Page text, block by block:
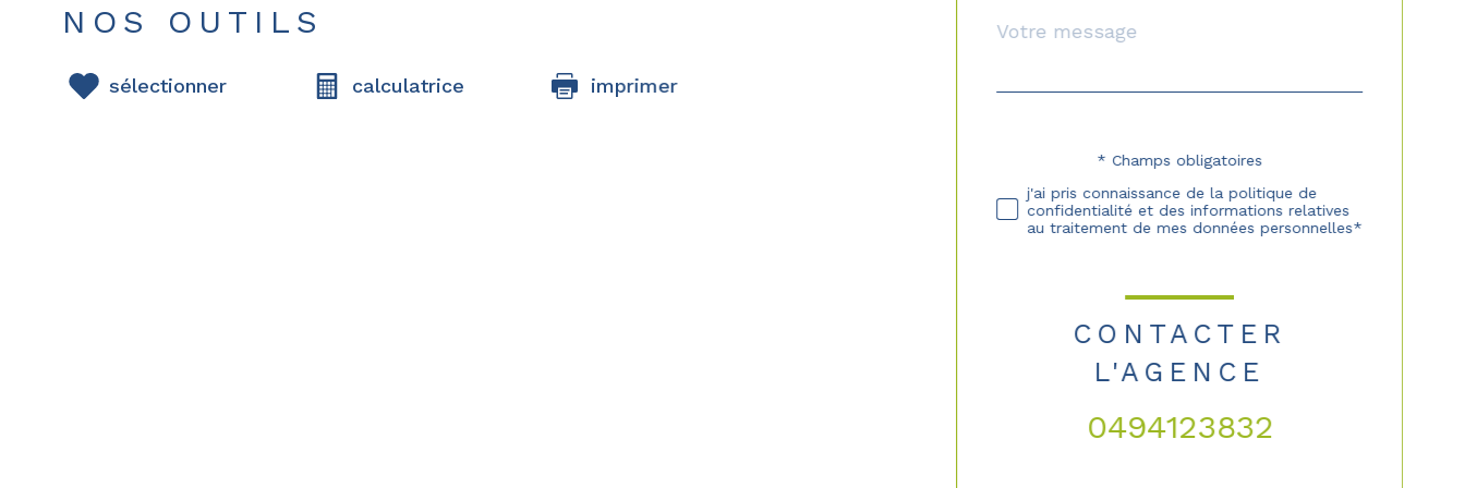
NOS OUTILS
sélectionner calculatrice imprimer
Fieldset
défaut
Message
*
Validation* Champs obligatoires
j'ai pris connaissance de la politique de
confidentialité et des informations relatives
au traitement de mes données personnelles*
CONTACTER
L'AGENCE
0494123832